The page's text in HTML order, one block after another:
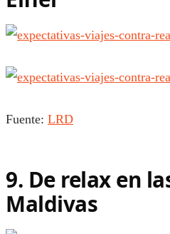
Fuente: LRD
9. De relax en
Maldivas